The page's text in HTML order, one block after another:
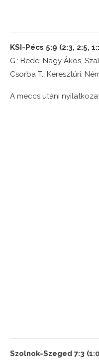
KSI-Pécs 5:9 (2:3, 2:5,
G.: Bede, Nagy Ákos,
Csorba T., Keresztúri,
A meccs utáni
Szolnok-Szeged 7:3